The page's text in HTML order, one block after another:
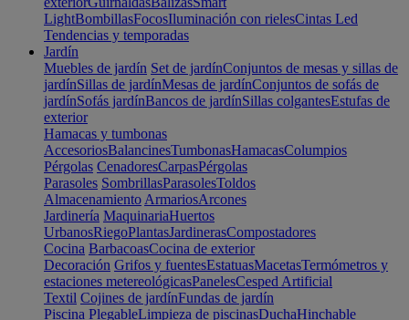
LightBombillasFocosIluminación con rielesCintas Led
Tendencias y temporadas
Jardín
Muebles de jardín Set de jardínConjuntos de mesas y sillas de
jardínSillas de jardínMesas de jardínConjuntos de sofás de
jardínSofás jardínBancos de jardínSillas colgantesEstufas de
exterior
Hamacas y tumbonas
AccesoriosBalancinesTumbonasHamacasColumpios
Pérgolas CenadoresCarpasPérgolas
Parasoles SombrillasParasolesToldos
Almacenamiento ArmariosArcones
Jardinería MaquinariaHuertos
UrbanosRiegoPlantasJardinerasCompostadores
Cocina BarbacoasCocina de exterior
Decoración Grifos y fuentesEstatuasMacetasTermómetros y
estaciones metereológicasPanelesCesped Artificial
Textil Cojines de jardínFundas de jardín
Piscina PlegableLimpieza de piscinasDuchaHinchable